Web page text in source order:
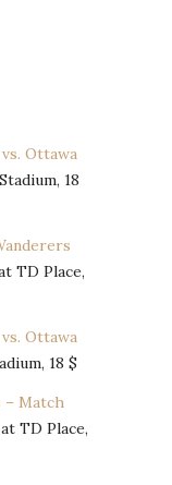
Ottawa
18
TD Place,
Ottawa
18 $
– Match
TD Place,